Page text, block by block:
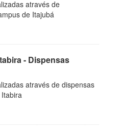
através de
de Itajubá
- Dispensas
através de dispensas